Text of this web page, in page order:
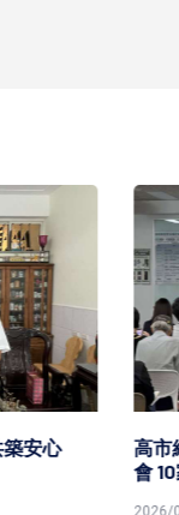
高市經發局2026淨
會 10家淨零技服廠